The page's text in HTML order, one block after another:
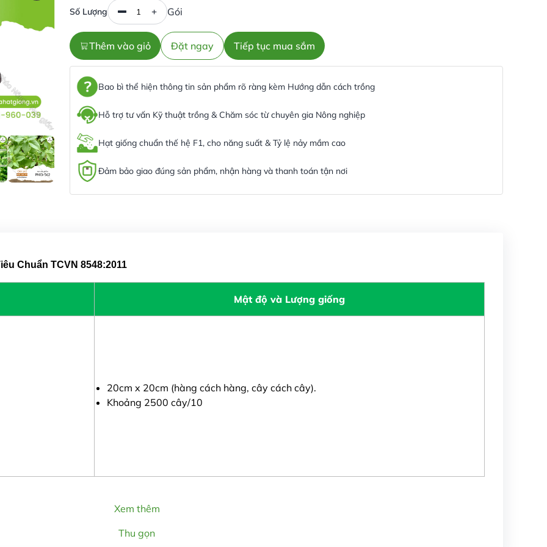
Số Lượng Gói
Thêm vào giỏ Đặt ngay Tiếp tục mua sắm
Bao bì thể hiện thông tin sản phẩm rõ ràng kèm Hướng dẫn cách trồng
Hỗ trợ tư vấn Kỹ thuật trồng & Chăm sóc từ chuyên gia Nông nghiệp
Hạt giống chuẩn thế hệ F1, cho năng suất & Tỷ lệ nảy mầm cao
Đảm bảo giao đúng sản phẩm, nhận hàng và thanh toán tận nơi
Chuẩn TCVN 8548:2011
Mật độ và Lượng giống
20cm x 20cm (hàng cách hàng, cây cách cây).
Khoảng 2500 cây/10
Xem thêm
Thu gọn